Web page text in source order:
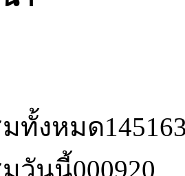
ทั้งหมด
มวันนี้000920